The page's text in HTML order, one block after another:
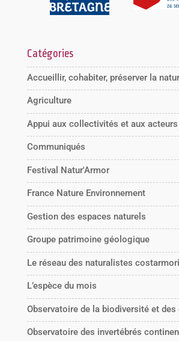
Catégories
Accueillir, cohabiter, préserver la
Agriculture
Appui aux collectivités et aux acteurs
Communiqués
Festival Natur'Armor
France Nature Environnement
Gestion des espaces naturels
Groupe patrimoine géologique
Le réseau des naturalistes
L’espèce du mois
Observatoire de la biodiversité et
Observatoire des invertébrés